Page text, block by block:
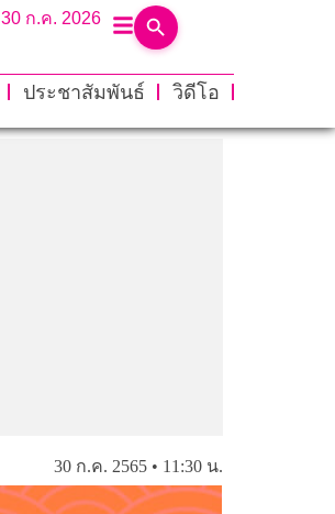
30 ก.ค. 2026
ประชาสัมพันธ์
วิดีโอ
30 ก.ค. 2565 • 11:30 น.